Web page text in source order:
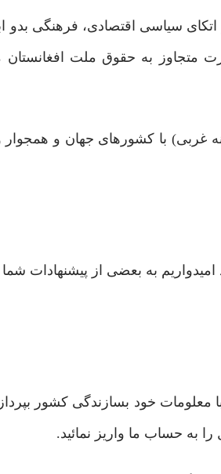
اتکای سیاسی اقتصادی، فرهنگی
متجاوز به حقوق ملت
غربی) با کشورهای جهان و همجوار
به بعضی از پیشنهادات شما
خود بسازندگی کشور
به حساب ما واریز نمائید.